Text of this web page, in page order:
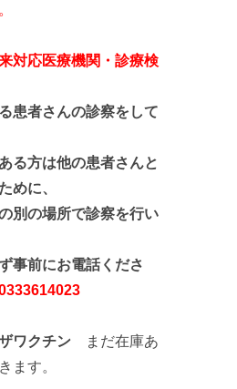
。
対応医療機関・診療検
患者さんの診察をして
方は他の患者さんと
めに、
の場所で診察を行い
事前にお電話くださ
ワクチン まだ在庫あ
ます。